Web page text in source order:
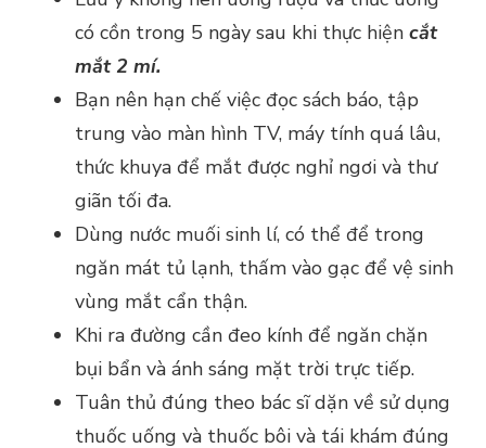
có cồn trong 5 ngày sau khi thực hiện cắt
mắt 2 mí.
Bạn nên hạn chế việc đọc sách báo, tập
trung vào màn hình TV, máy tính quá lâu,
thức khuya để mắt được nghỉ ngơi và thư
giãn tối đa.
Dùng nước muối sinh lí, có thể để trong
ngăn mát tủ lạnh, thấm vào gạc để vệ sinh
vùng mắt cẩn thận.
Khi ra đường cần đeo kính để ngăn chặn
bụi bẩn và ánh sáng mặt trời trực tiếp.
Tuân thủ đúng theo bác sĩ dặn về sử dụng
thuốc uống và thuốc bôi và tái khám đúng